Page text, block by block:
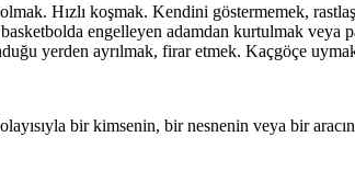
Hızlı koşmak. Kendini göstermemek,
engelleyen adamdan kurtulmak veya
yerden ayrılmak, firar etmek. Kaçgöçe
bir kimsenin, bir nesnenin veya bir